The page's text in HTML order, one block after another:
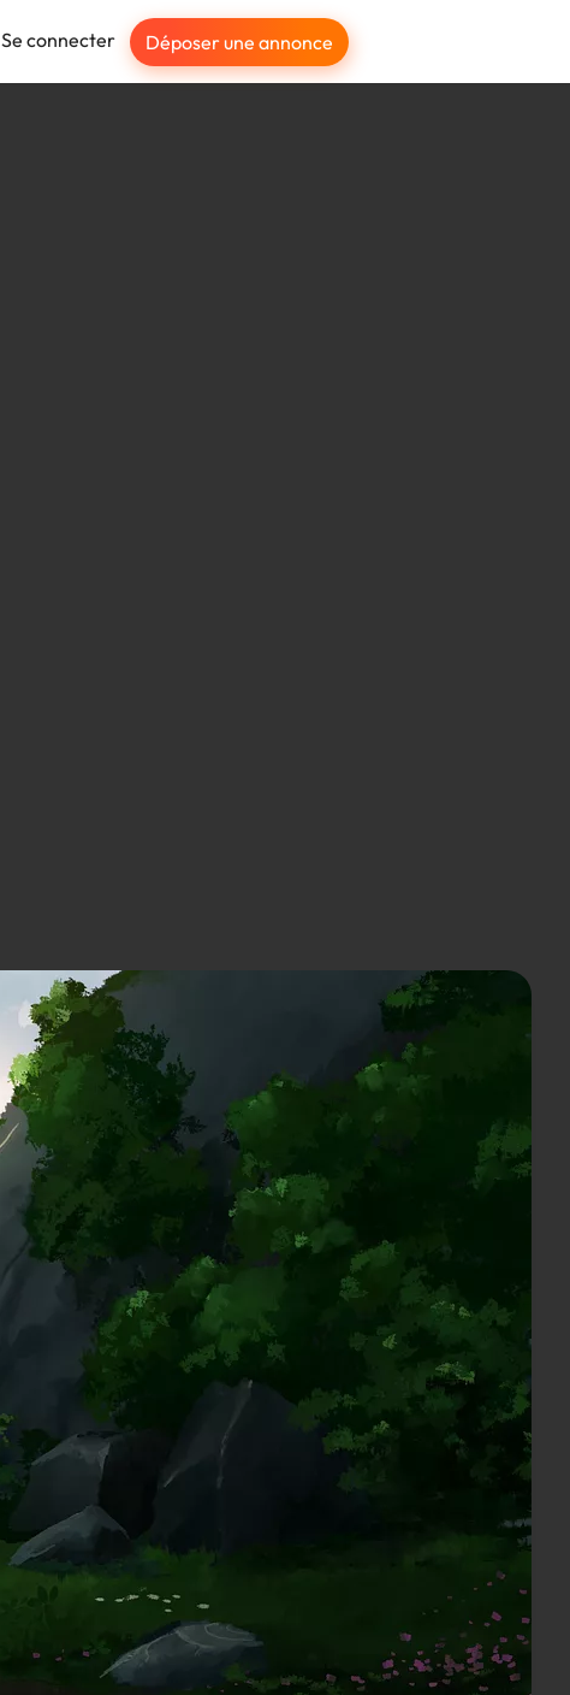
Se connecter Déposer une annonce